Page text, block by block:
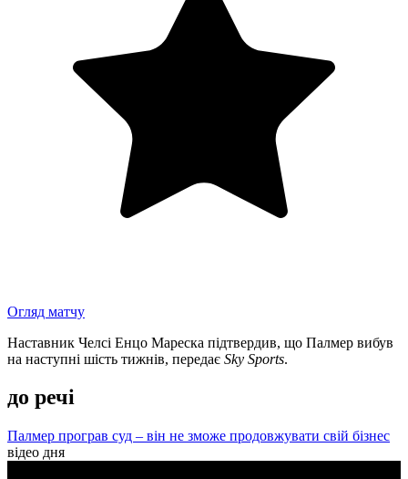
Огляд матчу
Наставник Челсі Енцо Мареска підтвердив, що Палмер вибув
на наступні шість тижнів, передає Sky Sports.
до речі
Палмер програв суд – він не зможе продовжувати свій бізнес
відео дня